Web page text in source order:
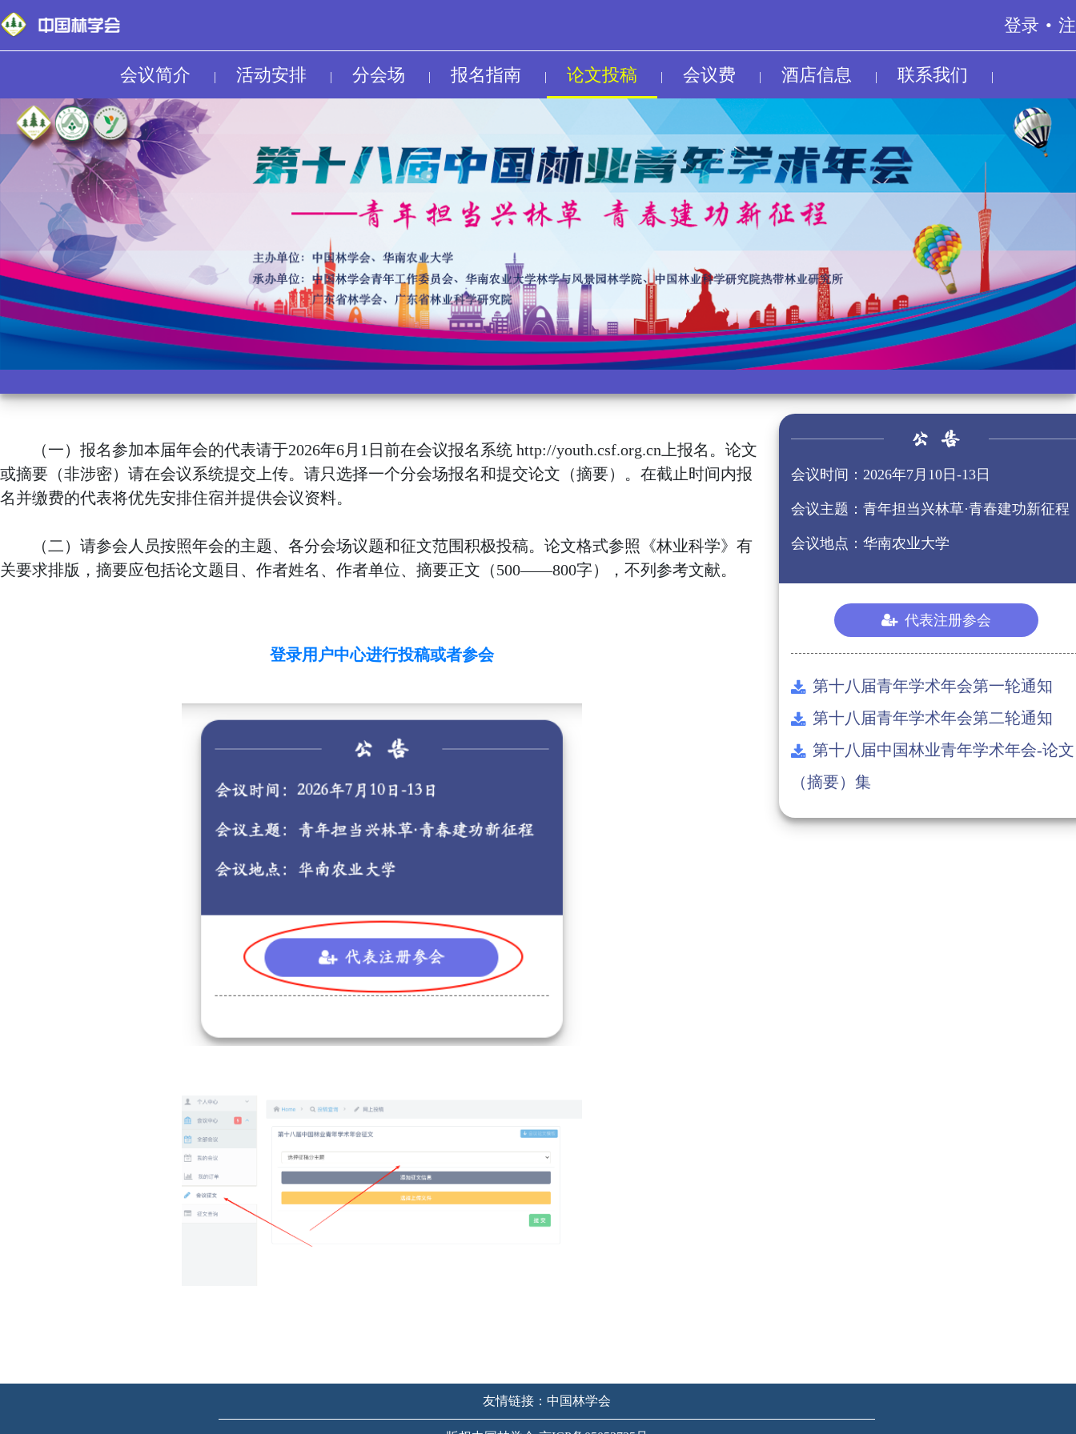
登录 •
会议简介 | 活动安排 | 分会场 | 报名指南 | 论文投稿 | 会议费 | 酒店信息 | 联系我们 |
（一）报名参加本届年会的代表请于2026年6月1日前在会议报名系统 http://youth.csf.org.cn上报名。论文
或摘要（非涉密）请在会议系统提交上传。请只选择一个分会场报名和提交论文（摘要）。在截止时间内报
名并缴费的代表将优先安排住宿并提供会议资料。
（二）请参会人员按照年会的主题、各分会场议题和征文范围积极投稿。论文格式参照《林业科学》有
关要求排版，摘要应包括论文题目、作者姓名、作者单位、摘要正文（500——800字），不列参考文献。
登录用户中心进行投稿或者参会
会议时间：2026年7月10日-13日
会议主题： 青年担当兴林草·青春建功新征程
会议地点： 华南农业大学
代表注册参会
第十八届青年学术年会第一轮通知
第十八届青年学术年会第二轮通知
第十八届中国林业青年学术年会-论文
（摘要）集
友情链接：中国林学会